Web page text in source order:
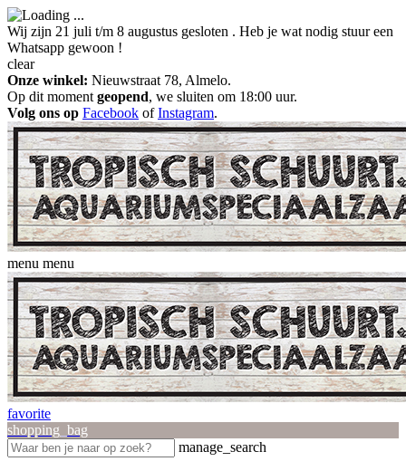
Wij zijn 21 juli t/m 8 augustus gesloten . Heb je wat nodig stuur een
Whatsapp gewoon !
clear
Onze winkel: Nieuwstraat 78, Almelo.
Op dit moment geopend, we sluiten om 18:00 uur.
Volg ons op Facebook ofInstagram.
menu menu
favorite
shopping_bag
manage_search